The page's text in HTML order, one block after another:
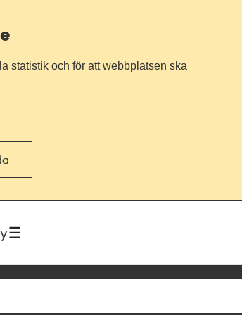
statistik och för att webbplatsen ska